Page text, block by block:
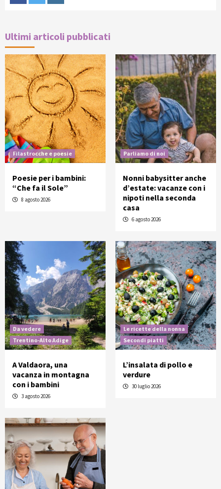
FacebookTwitterInstagram
Ultimi articoli pubblicati
Filastrocche e poesie
Poesie per i bambini:
“Che fa il Sole”
8 agosto 2026
Parliamo di noi
Nonni babysitter anche
d’estate: vacanze con i
nipoti nella seconda
casa
6 agosto 2026
Da vedere
Trentino-Alto Adige
A Valdaora, una
vacanza in montagna
con i bambini
3 agosto 2026
Le ricette della nonna
Secondi piatti
L’insalata di pollo e
verdure
30 luglio 2026